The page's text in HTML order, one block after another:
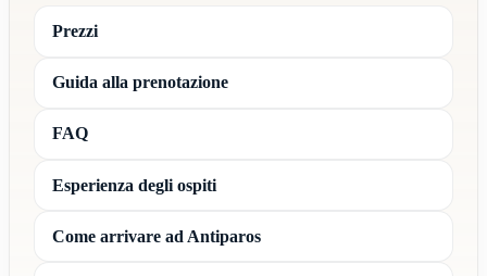
Prezzi
Guida alla prenotazione
FAQ
Esperienza degli ospiti
Come arrivare ad Antiparos